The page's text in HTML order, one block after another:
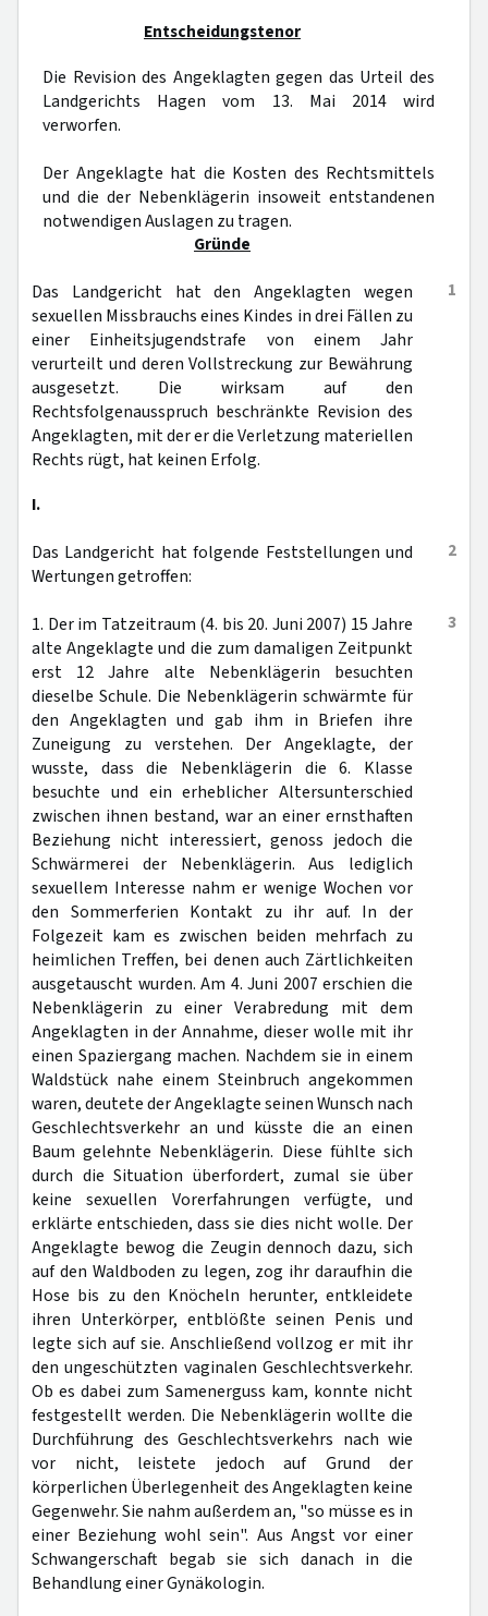
Entscheidungstenor
Die Revision des Angeklagten gegen das Urteil des
Landgerichts Hagen vom 13. Mai 2014 wird
verworfen.
Der Angeklagte hat die Kosten des Rechtsmittels
und die der Nebenklägerin insoweit entstandenen
notwendigen Auslagen zu tragen.
Gründe
1
Das Landgericht hat den Angeklagten wegen
sexuellen Missbrauchs eines Kindes in drei Fällen zu
einer Einheitsjugendstrafe von einem Jahr
verurteilt und deren Vollstreckung zur Bewährung
ausgesetzt. Die wirksam auf den
Rechtsfolgenausspruch beschränkte Revision des
Angeklagten, mit der er die Verletzung materiellen
Rechts rügt, hat keinen Erfolg.
I.
2
Das Landgericht hat folgende Feststellungen und
Wertungen getroffen:
3
1. Der im Tatzeitraum (4. bis 20. Juni 2007) 15 Jahre
alte Angeklagte und die zum damaligen Zeitpunkt
erst 12 Jahre alte Nebenklägerin besuchten
dieselbe Schule. Die Nebenklägerin schwärmte für
den Angeklagten und gab ihm in Briefen ihre
Zuneigung zu verstehen. Der Angeklagte, der
wusste, dass die Nebenklägerin die 6. Klasse
besuchte und ein erheblicher Altersunterschied
zwischen ihnen bestand, war an einer ernsthaften
Beziehung nicht interessiert, genoss jedoch die
Schwärmerei der Nebenklägerin. Aus lediglich
sexuellem Interesse nahm er wenige Wochen vor
den Sommerferien Kontakt zu ihr auf. In der
Folgezeit kam es zwischen beiden mehrfach zu
heimlichen Treffen, bei denen auch Zärtlichkeiten
ausgetauscht wurden. Am 4. Juni 2007 erschien die
Nebenklägerin zu einer Verabredung mit dem
Angeklagten in der Annahme, dieser wolle mit ihr
einen Spaziergang machen. Nachdem sie in einem
Waldstück nahe einem Steinbruch angekommen
waren, deutete der Angeklagte seinen Wunsch nach
Geschlechtsverkehr an und küsste die an einen
Baum gelehnte Nebenklägerin. Diese fühlte sich
durch die Situation überfordert, zumal sie über
keine sexuellen Vorerfahrungen verfügte, und
erklärte entschieden, dass sie dies nicht wolle. Der
Angeklagte bewog die Zeugin dennoch dazu, sich
auf den Waldboden zu legen, zog ihr daraufhin die
Hose bis zu den Knöcheln herunter, entkleidete
ihren Unterkörper, entblößte seinen Penis und
legte sich auf sie. Anschließend vollzog er mit ihr
den ungeschützten vaginalen Geschlechtsverkehr.
Ob es dabei zum Samenerguss kam, konnte nicht
festgestellt werden. Die Nebenklägerin wollte die
Durchführung des Geschlechtsverkehrs nach wie
vor nicht, leistete jedoch auf Grund der
körperlichen Überlegenheit des Angeklagten keine
Gegenwehr. Sie nahm außerdem an, "so müsse es in
einer Beziehung wohl sein". Aus Angst vor einer
Schwangerschaft begab sie sich danach in die
Behandlung einer Gynäkologin.